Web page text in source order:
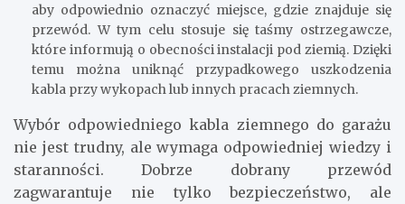
aby odpowiednio oznaczyć miejsce, gdzie znajduje się
przewód. W tym celu stosuje się taśmy ostrzegawcze,
które informują o obecności instalacji pod ziemią. Dzięki
temu można uniknąć przypadkowego uszkodzenia
kabla przy wykopach lub innych pracach ziemnych.
Wybór odpowiedniego kabla ziemnego do garażu
nie jest trudny, ale wymaga odpowiedniej wiedzy i
staranności. Dobrze dobrany przewód
zagwarantuje nie tylko bezpieczeństwo, ale